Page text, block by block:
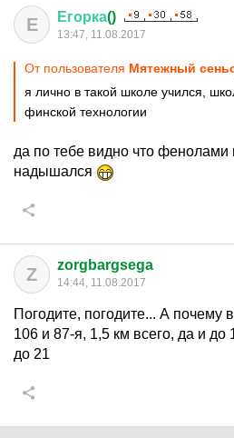
Е Егорка()
13:47, 11.08.2017
От пользователя Мятежный
я лично в такой школе учился,
финской технологии
да по тебе видно что фенолами
надышался
Z zorgbargsega
14:44, 11.08.2017
Погодите, погодите... А почему
106 и 87-я, 1,5 км всего, да и до
до 21